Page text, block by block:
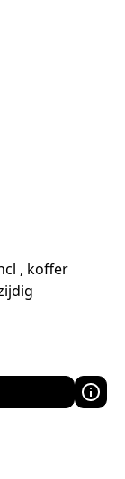
, koffer